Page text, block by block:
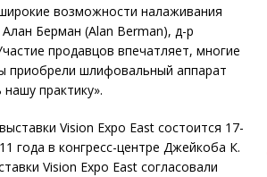
возможности налаживания
Берман (Alan Berman), д-р
продавцов впечатляет, многие
приобрели шлифовальный аппарат
практику».
Vision Expo East состоится 17-
года в конгресс-центре Джейкоба К.
Vision Expo East согласовали